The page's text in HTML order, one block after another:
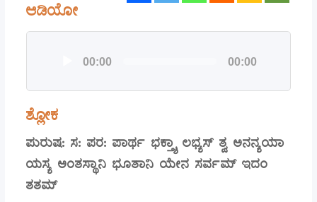
ಆಡಿಯೋ
00:00 00:00
ಶ್ಲೋಕ
ಪುರುಷ: ಸ: ಪರ: ಪಾರ್ಥ ಭಕ್ತ್ಯಾ ಲಭ್ಯಸ್ ತ್ವ ಅನನ್ಯಯಾ
ಯಸ್ಯ ಅಂತಸ್ಥಾನಿ ಭೂತಾನಿ ಯೇನ ಸರ್ವಮ್ ಇದಂ
ತತಮ್